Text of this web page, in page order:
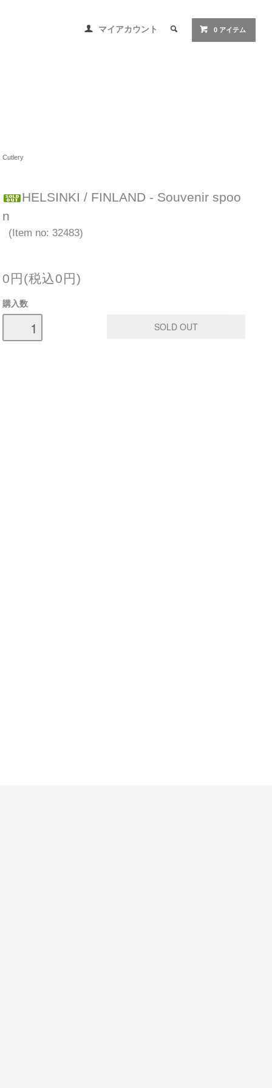
マイアカウント 0 アイテム
Cutlery
HELSINKI / FINLAND - Souvenir spoo
n
(Item no: 32483)
0円(税込0円)
購入数